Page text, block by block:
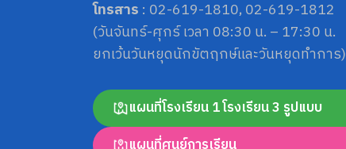
โทรสาร : 02-619-1810, 02-619-1812
(วันจันทร์-ศุกร์ เวลา 08:30 น. – 17:30 น.
ยกเว้นวันหยุดนักขัตฤกษ์และวันหยุดทำการ)
แผนที่โรงเรียน 1 โรงเรียน 3 รูปแบบ